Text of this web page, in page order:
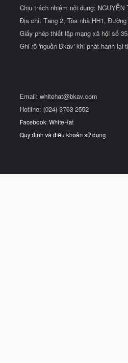
Chịu trách nhiệm nội dung: NGUYỄN
Địa chỉ: Tầng 2, Tòa nhà HH1,
Giấy phép thiết lập mạng xã hội số
Ghi rõ 'nguồn Bkav' khi phát hành lại
Email: whitehat@bkav.com
Hotline: (024) 3763 2552
Facebook: WhiteHat
Quy định và điều khoản sử dụng